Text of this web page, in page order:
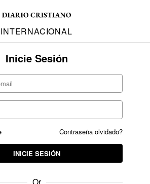
INTERNACIONAL
Inicie Sesión
Contraseña olvidado?
INICIE SESIÓN